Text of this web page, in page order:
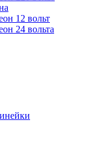
12 вольт
24 вольта